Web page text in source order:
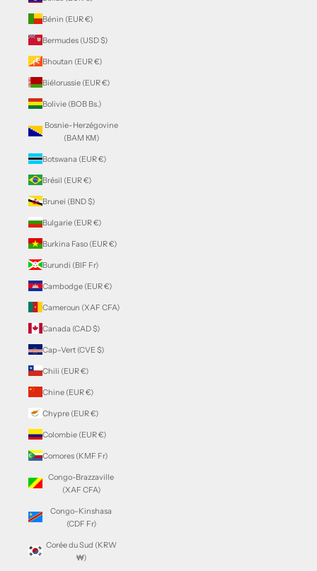
Bénin (EUR €)
Bermudes (USD $)
Bhoutan (EUR €)
Biélorussie (EUR €)
Bolivie (BOB Bs.)
Bosnie-Herzégovine
(BAM КМ)
Botswana (EUR €)
Brésil (EUR €)
Brunei (BND $)
Bulgarie (EUR €)
Burkina Faso (EUR €)
Burundi (BIF Fr)
Cambodge (EUR €)
Cameroun (XAF CFA)
Canada (CAD $)
Cap-Vert (CVE $)
Chili (EUR €)
Chine (EUR €)
Chypre (EUR €)
Colombie (EUR €)
Comores (KMF Fr)
Congo-Brazzaville
(XAF CFA)
Congo-Kinshasa
(CDF Fr)
Corée du Sud (KRW
₩)